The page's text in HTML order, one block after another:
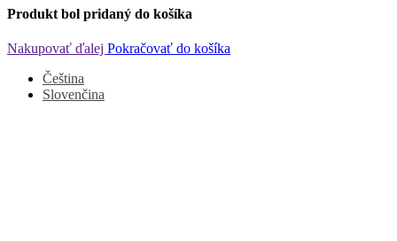
Produkt bol pridaný do košíka
Nakupovať ďalej Pokračovať do košíka
Čeština
Slovenčina